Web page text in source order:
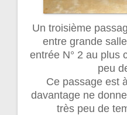
Un troisième
entre grande
entrée N° 2 au plus
peu
Ce passage est
davantage ne
très peu de